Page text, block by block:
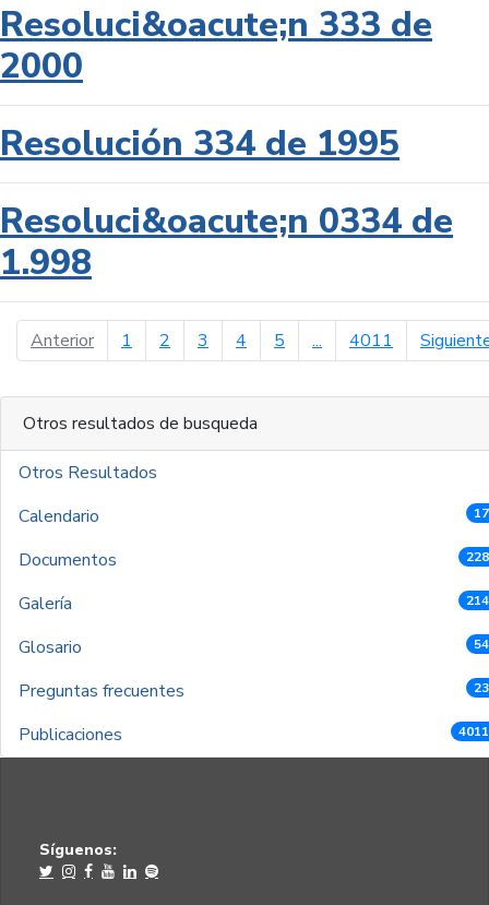
Resoluci&oacute;n 333 de
2000
Resolución 334 de 1995
Resoluci&oacute;n 0334 de
1.998
Anteriorpágina anterior
1 2 3 4 5 ... 4011
Otros resultados de busqueda
Otros Resultados
Calendario
Documentos
Galería
Glosario
Preguntas frecuentes
Publicaciones
Síguenos: